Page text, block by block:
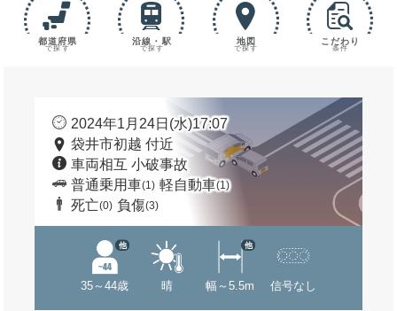
都道府県
で探す
沿線・駅
で探す
地図
で探す
こだわり
条件
2024年1月24日(水)17:07
袋井市初越 付近
車両相互 小破事故
普通乗用車(1) 軽自動車(1)
死亡(0) 負傷(3)
35～44歳
他
晴 幅～5.5m
他
信号なし